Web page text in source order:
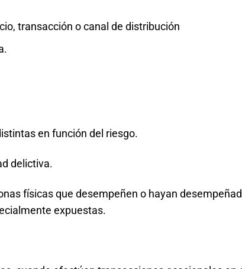
transacción o canal de distribución
en función del riesgo.
delictiva.
físicas que desempeñen o hayan
expuestas.